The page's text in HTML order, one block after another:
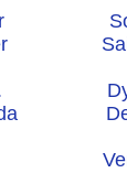
Son
Saint
….
De
fut Vers